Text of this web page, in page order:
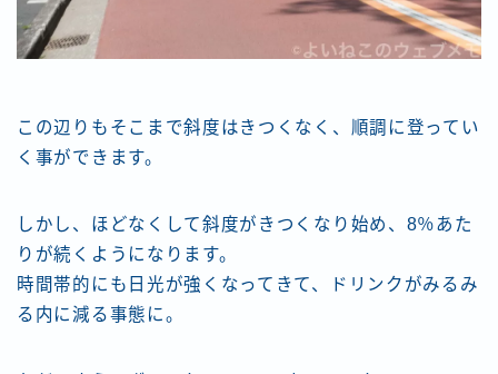
この辺りもそこまで斜度はきつくなく、順調に登ってい
く事ができます。
しかし、ほどなくして斜度がきつくなり始め、8％あた
りが続くようになります。
時間帯的にも日光が強くなってきて、ドリンクがみるみ
る内に減る事態に。